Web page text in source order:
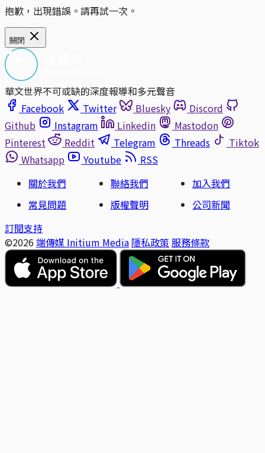
抱歉，出現錯誤。請再試一次。
關閉
華文世界不可或缺的深度報導和多元聲音
Facebook
Twitter Bluesky
Discord
Github
Instagram Linkedin
Mastodon
Pinterest
Reddit Telegram Threads
Tiktok
Whatsapp
Youtube
RSS
關於我們
聯絡我們
加入我們
常見問題
版權聲明
公司新聞
訂閱支持
©2026 端傳媒 Initium Media 隱私政策 服務條款